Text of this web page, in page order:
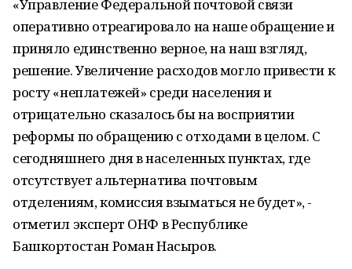
«Управление Федеральной почтовой связи
оперативно отреагировало на наше обращение и
приняло единственно верное, на наш взгляд,
решение. Увеличение расходов могло привести к
росту «неплатежей» среди населения и
отрицательно сказалось бы на восприятии
реформы по обращению с отходами в целом. С
сегодняшнего дня в населенных пунктах, где
отсутствует альтернатива почтовым
отделениям, комиссия взыматься не будет», -
отметил эксперт ОНФ в Республике
Башкортостан Роман Насыров.